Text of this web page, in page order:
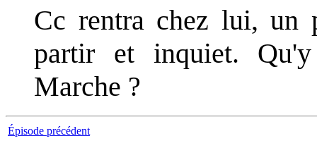
Cc rentra chez lui, un
partir et inquiet.
Marche ?
Épisode précédent